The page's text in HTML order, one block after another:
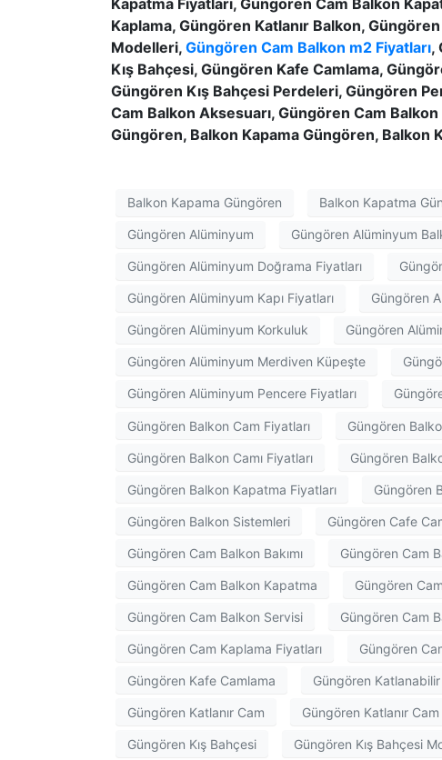
Kaplama, Güngören Katlanır Balkon,
Modelleri, Güngören Cam Balkon m2 Fiyatları,
Kış Bahçesi, Güngören Kafe Camlama,
Güngören Kış Bahçesi Perdeleri, Güngören
Cam Balkon Aksesuarı, Güngören Cam
Güngören, Balkon Kapama Güngören, Balkon
Balkon Kapama Güngören Balkon Kapatma
Güngören Alüminyum Güngören Alüminyum
Güngören Alüminyum Doğrama Fiyatları
Güngören Alüminyum Kapı Fiyatları Güngören
Güngören Alüminyum Korkuluk Güngören
Güngören Alüminyum Merdiven Küpeşte
Güngören Alüminyum Pencere Fiyatları
Güngören Balkon Cam Fiyatları Güngören
Güngören Balkon Camı Fiyatları Güngören
Güngören Balkon Kapatma Fiyatları Güngören
Güngören Balkon Sistemleri Güngören Cafe
Güngören Cam Balkon Bakımı Güngören Cam
Güngören Cam Balkon Kapatma Güngören
Güngören Cam Balkon Servisi Güngören Cam
Güngören Cam Kaplama Fiyatları Güngören
Güngören Kafe Camlama Güngören
Güngören Katlanır Cam Güngören Katlanır
Güngören Kış Bahçesi Güngören Kış Bahçesi